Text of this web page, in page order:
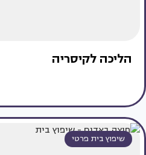
הליכה לקיסריה
שיפוץ בית פרטי